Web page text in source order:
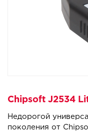
Chipsoft J2534
Недорогой
поколения от